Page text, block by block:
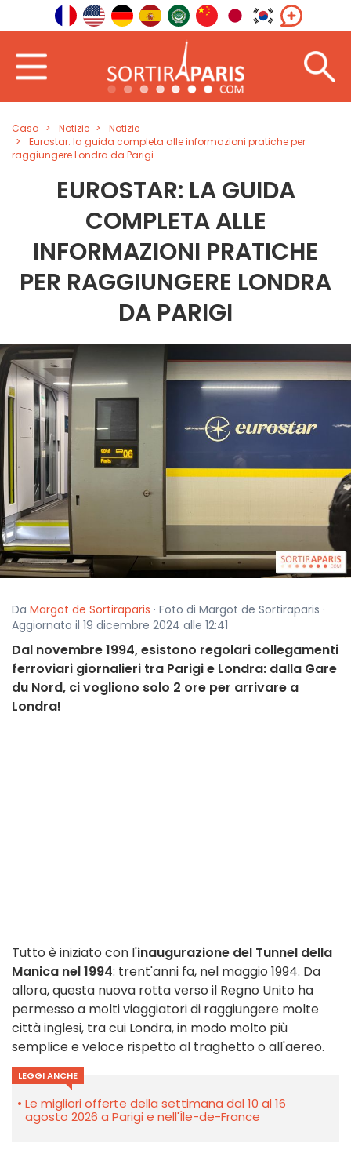
Casa Notizie
Notizie
Eurostar: la guida completa alle informazioni pratiche per
raggiungere Londra da Parigi
EUROSTAR: LA GUIDA
COMPLETA ALLE
INFORMAZIONI PRATICHE
PER RAGGIUNGERE LONDRA
DA PARIGI
Da Margot de Sortiraparis · Foto di Margot de Sortiraparis ·
Aggiornato il 19 dicembre 2024 alle 12:41
Dal novembre 1994, esistono regolari collegamenti
ferroviari giornalieri tra Parigi e Londra: dalla Gare
du Nord, ci vogliono solo 2 ore per arrivare a
Londra!
Tutto è iniziato con l'inaugurazione del Tunnel della
Manica nel 1994: trent'anni fa, nel maggio 1994. Da
allora, questa nuova rotta verso il Regno Unito ha
permesso a molti viaggiatori di raggiungere molte
città inglesi, tra cui Londra, in modo molto più
semplice e veloce rispetto al traghetto o all'aereo.
LEGGI ANCHE
Le migliori offerte della settimana dal 10 al 16
agosto 2026 a Parigi e nell'Île-de-France